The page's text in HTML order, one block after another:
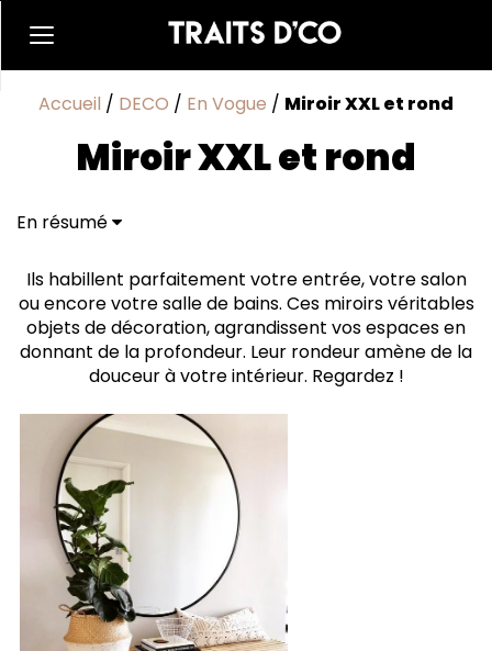
Accueil / DECO / En Vogue / Miroir XXL et rond
Miroir XXL et rond
En résumé
Ils habillent parfaitement votre entrée, votre salon
ou encore votre salle de bains. Ces miroirs véritables
objets de décoration, agrandissent vos espaces en
donnant de la profondeur. Leur rondeur amène de la
douceur à votre intérieur. Regardez !